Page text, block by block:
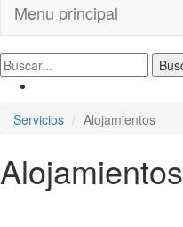
Menu principal
Servicios Alojamientos
Alojamientos